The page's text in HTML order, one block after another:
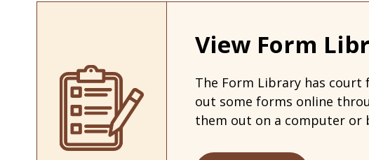
View Form
The Form Library has
out some forms online
them out on a computer or